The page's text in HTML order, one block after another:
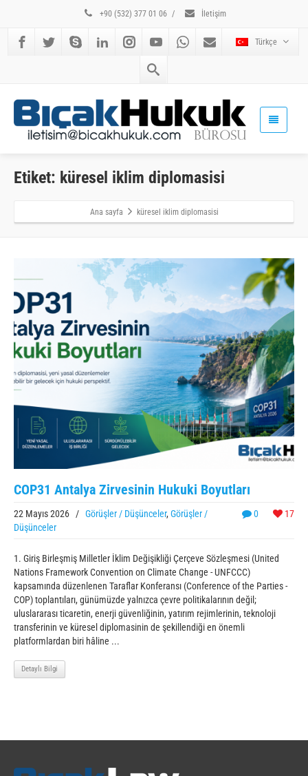
+90 (532) 377 01 06 / İletişim
Türkçe
Etiket: küresel iklim diplomasisi
Ana sayfa küresel iklim diplomasisi
COP31 Antalya Zirvesinin Hukuki Boyutları
0 17
22 Mayıs 2026 / Görüşler / Düşünceler, Görüşler /
Düşünceler
1. Giriş Birleşmiş Milletler İklim Değişikliği Çerçeve Sözleşmesi (United
Nations Framework Convention on Climate Change - UNFCCC)
kapsamında düzenlenen Taraflar Konferansı (Conference of the Parties -
COP) toplantıları, günümüzde yalnızca çevre politikalarının değil;
uluslararası ticaretin, enerji güvenliğinin, yatırım rejimlerinin, teknoloji
transferinin ve küresel diplomasinin de şekillendiği en önemli
platformlardan biri hâline ...
Detaylı Bilgi